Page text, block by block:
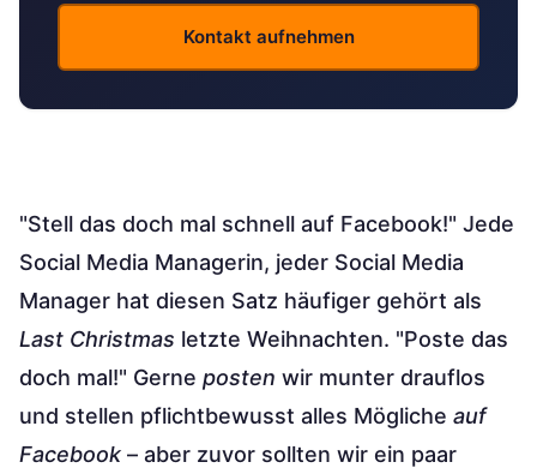
"Stell das doch mal schnell auf Facebook!" Jede
Social Media Managerin, jeder Social Media
Manager hat diesen Satz häufiger gehört als
Last Christmas letzte Weihnachten. "Poste das
doch mal!" Gerne posten wir munter drauflos
und stellen pflichtbewusst alles Mögliche auf
Facebook – aber zuvor sollten wir ein paar
Kontakt aufnehmen